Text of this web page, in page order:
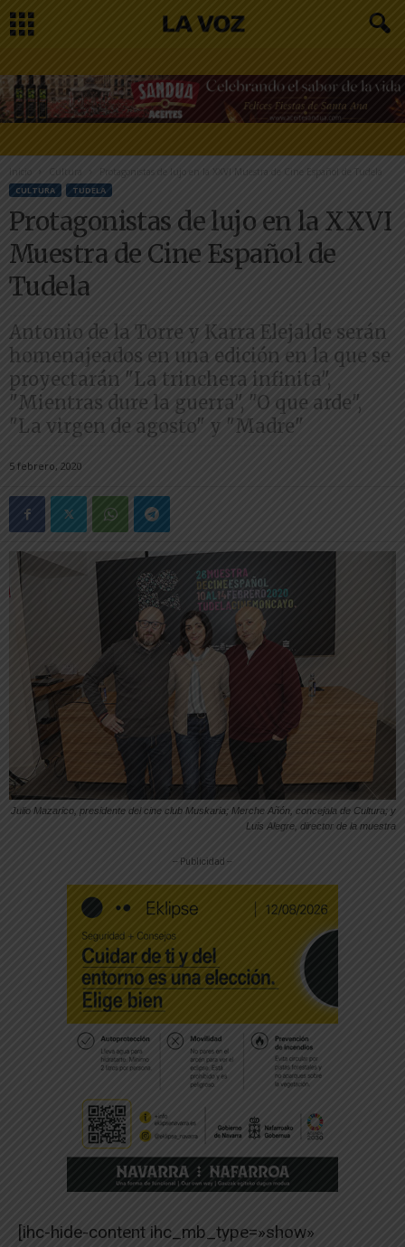
Inicio Cultura Protagonistas de lujo en la XXVI Muestra de Cine Español de Tudela
CULTURA TUDELA
Protagonistas de lujo en la XXVI
Muestra de Cine Español de
Tudela
Antonio de la Torre y Karra Elejalde serán
homenajeados en una edición en la que se
proyectarán "La trinchera infinita",
"Mientras dure la guerra", "O que arde",
"La virgen de agosto" y "Madre"
5 febrero, 2020
Julio Mazarico, presidente del cine club Muskaria; Merche Añón, concejala de Cultura; y
Luis Alegre, director de la muestra
-- Publicidad --
[ihc-hide-content ihc_mb_type=»show»